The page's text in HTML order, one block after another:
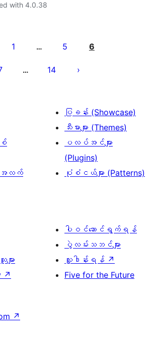
with 4.0.38
ာ
1 … 5 6
… 14
အလက်
ပြခန်း (Showcase)
သီးမားများ (Themes)
ပလပ်အင်များ
(Plugins)
ပုံစံငယ်များ (Patterns)
ား
↗
ပါဝင်ဆောင်ရွက်ရန်
ပွဲလမ်းသဘင်များ
လှူဒါန်းရန် ↗
Five for the Future
↗